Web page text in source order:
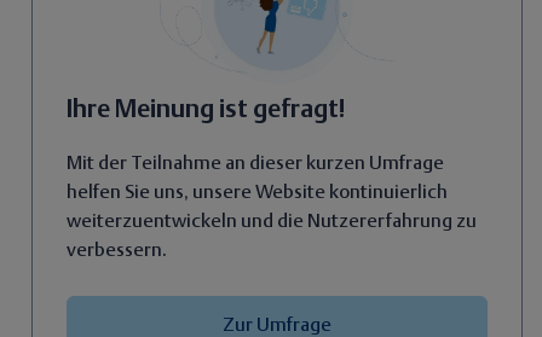
Ihre Meinung ist gefragt!
Mit der Teilnahme an dieser kurzen Umfrage
helfen Sie uns, unsere Website kontinuierlich
weiterzuentwickeln und die Nutzererfahrung zu
verbessern.
Zur Umfrage